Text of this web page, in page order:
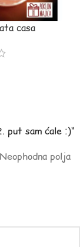
casa
put sam ćale :)“
Neophodna polja